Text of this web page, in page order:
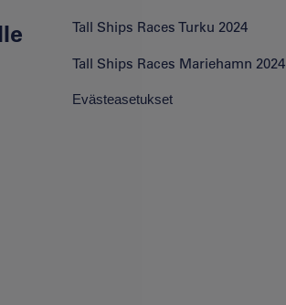
Tall Ships Races Turku 2024
Tall Ships Races Mariehamn 2024
Evästeasetukset